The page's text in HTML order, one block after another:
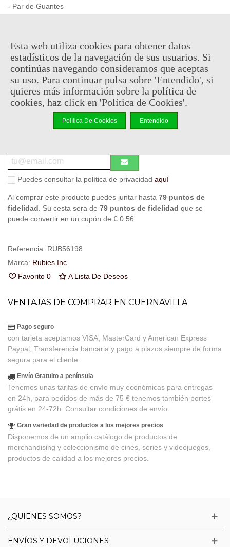
- Par de Guantes
159,95 € (impuestos inc.)
Descatalogado
Código QR
Compartir
Puedes consultar la política de privacidad aquí
Al comprar este producto puedes juntar hasta 79 puntos de
fidelidad . Su cesta sera de 79 puntos de fidelidad que se
puede convertir en un cupón de € 0.56
Referencia: RUB56198
Marca: Rubies Inc.
Favorito 0 A Lista De Deseos
VENTAJAS DE COMPRAR EN CUERNAVILLA
Pago seguro
con tarjeta aceptamos VISA, MasterCard y American Express
Paypal, Transferencia bancaria y pago a plazos siempre de forma
segura para el cliente.
Envío Gratuito a península
Tenemos unas tarifas de envío muy económicas para entregas
en 24h, para pedidos de más de 75 € tenemos también portes
grátis en 24-72h. Consultar condiciones de envío.
Gran variedad de productos a los mejores precios
Disponemos de un amplio catálogo de productos de
merchandising y coleccionismo de cines, series y videojuegos,
productos de calidad a los mejores precios.
¿QUIENES SOMOS?
ENVÍOS Y DEVOLUCIONES
Esta web utiliza cookies para obtener datos
estadísticos de la navegación de sus usuarios. Si
continúas navegando consideramos que aceptas
su uso. Para continuar pulsa sobre 'Entendido', si
quieres más información sobre la política de
cookies, haz click en 'Política de Cookies'.
Política De Cookies Entendido